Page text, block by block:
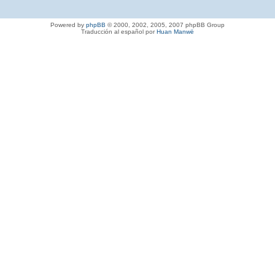
Powered by phpBB © 2000, 2002, 2005, 2007 phpBB Group
Traducción al español porHuan Manwë